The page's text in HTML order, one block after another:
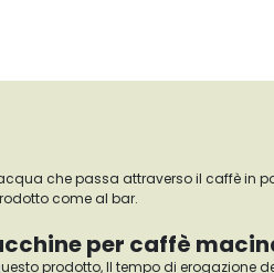
che passa attraverso il caffè in
come al bar.
per caffè
prodotto, Il tempo di erogazione